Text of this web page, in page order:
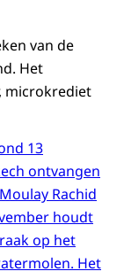
van de
Het
microkrediet
13
ontvangen
Rachid
houdt
op het
Het